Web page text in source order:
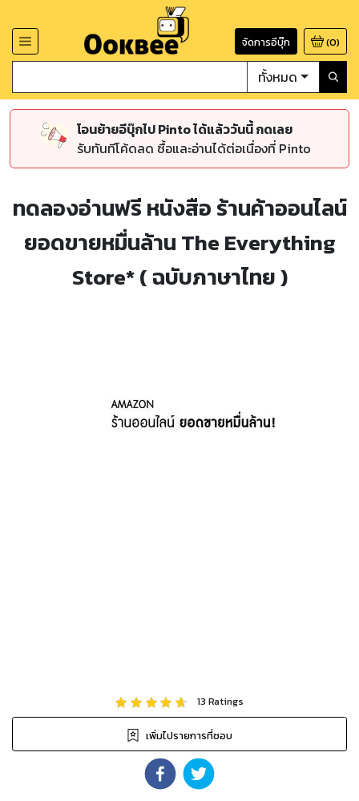
จัดการอีบุ๊ก (0)
ทั้งหมด
โอนย้ายอีบุ๊กไป Pinto ได้แล้ววันนี้ กดเลย
รับทันทีโค้ดลด ซื้อและอ่านได้ต่อเนื่องที่ Pinto
ทดลองอ่านฟรี หนังสือ ร้านค้าออนไลน์
ยอดขายหมื่นล้าน The Everything
Store* ( ฉบับภาษาไทย )
13 Ratings
เพิ่มไปรายการที่ชอบ